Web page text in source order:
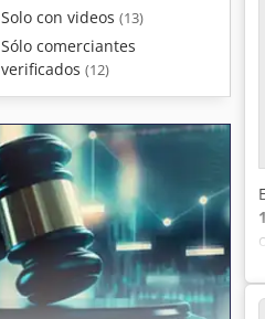
Solo con videos (13)
Sólo comerciantes
verificados (12)